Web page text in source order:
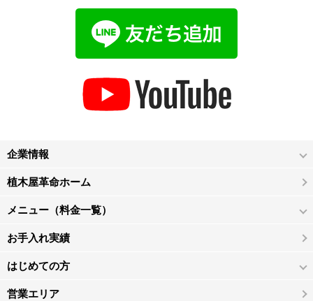
企業情報
植木屋革命ホーム
メニュー（料金一覧）
お手入れ実績
はじめての方
営業エリア